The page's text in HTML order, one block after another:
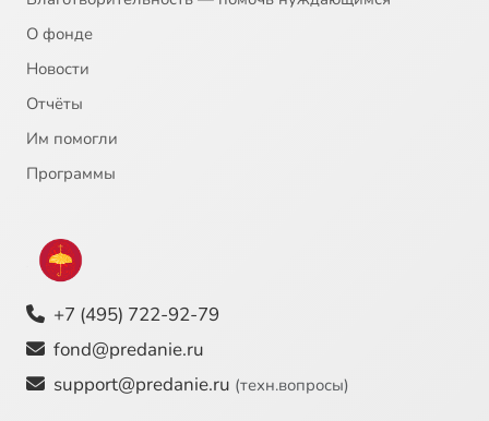
О фонде
Новости
Отчёты
Им помогли
Программы
+7 (495) 722-92-79
fond@predanie.ru
support@predanie.ru (техн.вопросы)